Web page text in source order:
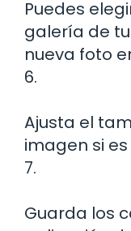
Puedes
galería de
nueva foto
6.
Ajusta el
imagen si
7.
Guarda los